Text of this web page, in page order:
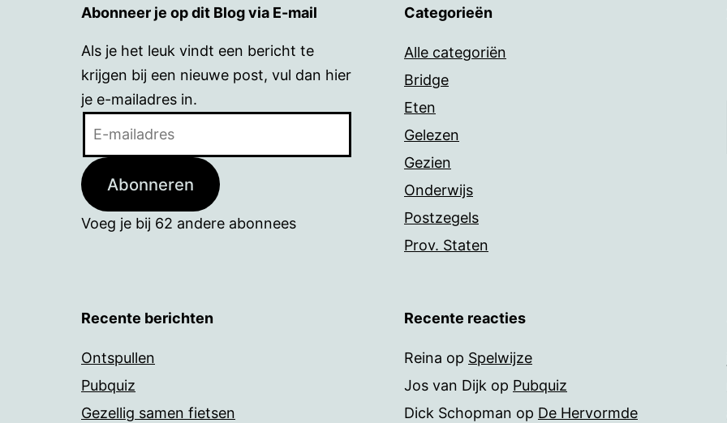
Abonneer je op dit Blog via E-mail
Als je het leuk vindt een bericht te
krijgen bij een nieuwe post, vul dan hier
je e-mailadres in.
Abonneren
Voeg je bij 62 andere abonnees
Categorieën
Alle categoriën
Bridge
Eten
Gelezen
Gezien
Onderwijs
Postzegels
Prov. Staten
Recente berichten
Ontspullen
Pubquiz
Gezellig samen fietsen
Recente reacties
Reina op Spelwijze
Jos van Dijk op Pubquiz
Dick Schopman op De Hervormde